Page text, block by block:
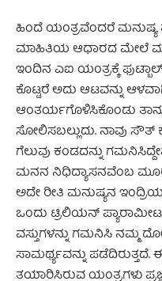
ಹಿಂದೆ ಯಂತ್ರವೆಂದರೆ ಮನುಷ್ಯ
ಮಾಹಿತಿಯ ಆಧಾರದ ಮೇಲೆ
ಇಂದಿನ ಎಐ ಯಂತ್ರಕ್ಕೆ
ಕೊಟ್ಟರೆ ಅದು ಆಟವನ್ನು
ಆಂತರ್ಯಗೊಳಿಸಿಕೊಂಡು
ಸೋಲಿಸಬಲ್ಲುದು. ನಾವು
ಗೆಲುವು ಕಂಡದನ್ನು
ಮನನ ನಿಧಿದ್ಯಾಸನವೆಂಬ ಮೂರು
ಅದೇ ರೀತಿ ಮನುಷ್ಯನ
ಒಂದು ಟ್ರಿಲಿಯನ್
ವಸ್ತುಗಳನ್ನು ಗಮನಿಸಿ ನಮ್ಮ
ಸಾಮರ್ಥ್ಯವನ್ನು
ತಯಾರಿಸಿರುವ ಯಂತ್ರಗಳು